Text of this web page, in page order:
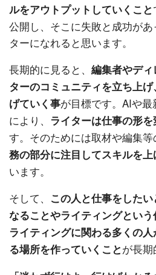
ルをアウトプットしていくこと
公開し、そこに失敗と成功が
ターになれると思います。
長期的に見ると、 編集者やデ
ターのコミュニティを立ち上
げていく事が目標です。AIや
により、 ライターは仕事の形を
す。そのためには取材や編集等
務の部分に注目してスキルを
います。
そして、
この人と仕事をした
なることやライティングという
ライティングに関わる多くの
る場所を作っていくことが長期